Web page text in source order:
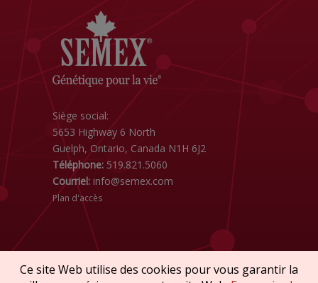
Siège social:
5653 Highway 6 North
Guelph, Ontario, Canada N1H 6J2
Téléphone: 519.821.5060
Courriel: info@semex.com
Plan d'accès
Ce site Web utilise des cookies pour vous garantir la